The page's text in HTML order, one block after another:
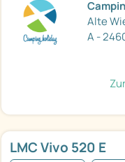
Alte
A -
LMC Vivo 520 E